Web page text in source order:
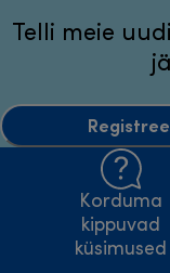
Telli meie
Korduma
kippuvad
küsimused